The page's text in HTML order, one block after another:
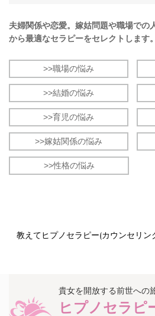
夫婦関係や恋愛。嫁姑問題や職場での
から最適なセラピーをセレクトします。
>>職場の悩み
>>結婚の悩み
>>育児の悩み
>>嫁姑関係の悩み
>>性格の悩み
教えてヒプノセラピー(カウンセリ
貴女を開放する前世への
ヒプノセラピ